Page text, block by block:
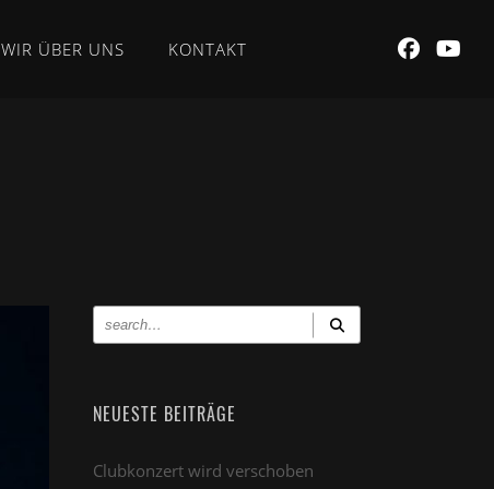
WIR ÜBER UNS KONTAKT
NEUESTE BEITRÄGE
Clubkonzert wird verschoben